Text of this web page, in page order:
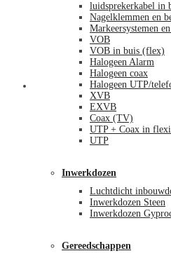
Mijn account
luidsprekerkabel in
Nagelklemmen en
Markeersystemen
VOB
VOB in buis (flex)
Halogeen Alarm
Halogeen coax
Halogeen UTP/
XVB
EXVB
Coax (TV)
UTP + Coax in
UTP
Inwerkdozen
Luchtdicht
Inwerkdozen Steen
Inwerkdozen
Gereedschappen